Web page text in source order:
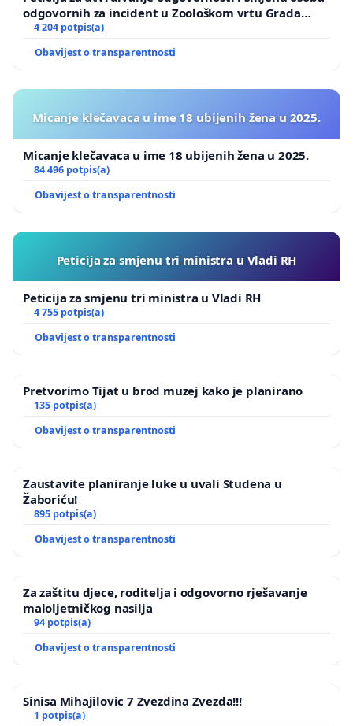
odgovornih za incident u Zoološkom vrtu Grada
Zagreba
4 204 potpis(a)
Obavijest o transparentnosti
Micanje klečavaca u ime 18 ubijenih žena u 2025.
Micanje klečavaca u ime 18 ubijenih žena u 2025.
84 496 potpis(a)
Obavijest o transparentnosti
Peticija za smjenu tri ministra u Vladi RH
Peticija za smjenu tri ministra u Vladi RH
4 755 potpis(a)
Obavijest o transparentnosti
Pretvorimo Tijat u brod muzej kako je planirano
135 potpis(a)
Obavijest o transparentnosti
Zaustavite planiranje luke u uvali Studena u
Žaboriću!
895 potpis(a)
Obavijest o transparentnosti
Za zaštitu djece, roditelja i odgovorno rješavanje
maloljetničkog nasilja
94 potpis(a)
Obavijest o transparentnosti
Sinisa Mihajilovic 7 Zvezdina Zvezda!!!
1 potpis(a)